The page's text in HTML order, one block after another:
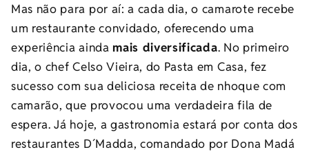
Mas não para por aí: a cada dia, o camarote recebe
um restaurante convidado, oferecendo uma
experiência ainda mais diversificada. No primeiro
dia, o chef Celso Vieira, do Pasta em Casa, fez
sucesso com sua deliciosa receita de nhoque com
camarão, que provocou uma verdadeira fila de
espera. Já hoje, a gastronomia estará por conta dos
restaurantes D´Madda, comandado por Dona Madá